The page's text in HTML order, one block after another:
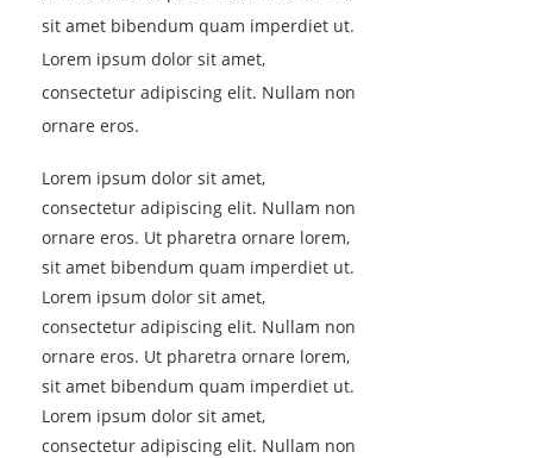
sit amet bibendum quam imperdiet ut.
Lorem ipsum dolor sit amet,
consectetur adipiscing elit. Nullam non
ornare eros.
Lorem ipsum dolor sit amet,
consectetur adipiscing elit. Nullam non
ornare eros. Ut pharetra ornare lorem,
sit amet bibendum quam imperdiet ut.
Lorem ipsum dolor sit amet,
consectetur adipiscing elit. Nullam non
ornare eros. Ut pharetra ornare lorem,
sit amet bibendum quam imperdiet ut.
Lorem ipsum dolor sit amet,
consectetur adipiscing elit. Nullam non